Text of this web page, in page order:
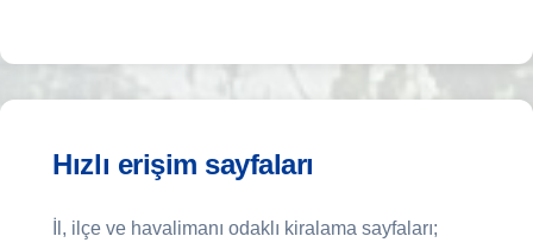
Hızlı erişim sayfaları
İl, ilçe ve havalimanı odaklı kiralama sayfaları;